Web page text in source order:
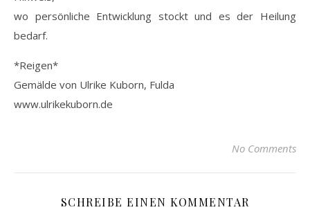
wo persönliche Entwicklung stockt und es der Heilung
bedarf.
*Reigen*
Gemälde von Ulrike Kuborn, Fulda
www.ulrikekuborn.de
No Comments
SCHREIBE EINEN KOMMENTAR